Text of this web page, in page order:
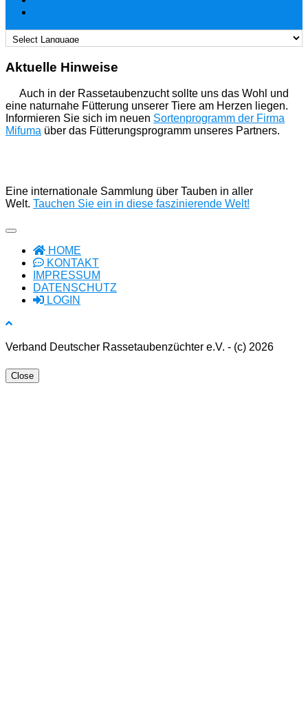
Aktuelle Hinweise
Auch in der Rassetaubenzucht sollte uns das Wohl und
eine naturnahe Fütterung unserer Tiere am Herzen liegen.
Informieren Sie sich im neuen Sortenprogramm der Firma
Mifuma über das Fütterungsprogramm unseres Partners.
Eine internationale Sammlung über Tauben in aller
Welt. Tauchen Sie ein in diese faszinierende Welt!
HOME
KONTAKT
IMPRESSUM
DATENSCHUTZ
LOGIN
Verband Deutscher Rassetaubenzüchter e.V. - (c) 2026
Close